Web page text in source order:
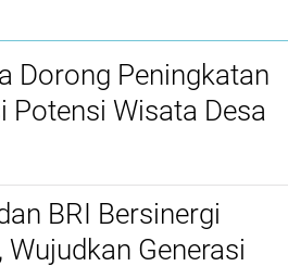
Dorong Peningkatan
Potensi Wisata Desa
BRI Bersinergi
Generasi